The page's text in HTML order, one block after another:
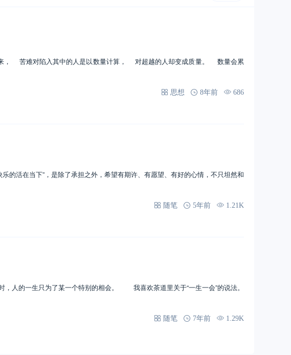
， 苦难对陷入其中的人是以数量计算， 对超越的人却变成质量。 数量会累
思想 8年前 686
的活在当下”，是除了承担之外，希望有期许、有愿望、有好的心情，不只坦然和
随笔 5年前 1.21K
生只为了某一个特别的相会。 我喜欢茶道里关于“一生一会”的说法。
随笔 7年前 1.29K